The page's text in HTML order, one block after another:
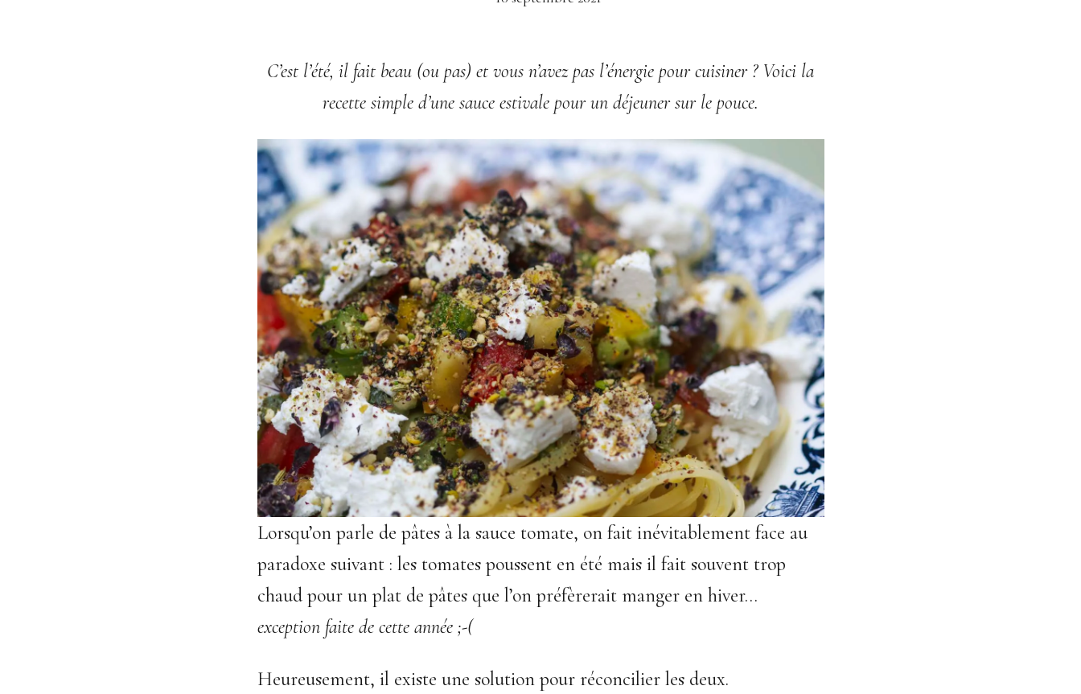
C’est l’été, il fait beau (ou pas) et vous n’avez pas l’énergie pour cuisiner ? Voici la
recette simple d’une sauce estivale pour un déjeuner sur le pouce.
Lorsqu’on parle de pâtes à la sauce tomate, on fait inévitablement face au
paradoxe suivant : les tomates poussent en été mais il fait souvent trop
chaud pour un plat de pâtes que l’on préfèrerait manger en hiver…
exception faite de cette année ;-(
Heureusement, il existe une solution pour réconcilier les deux.